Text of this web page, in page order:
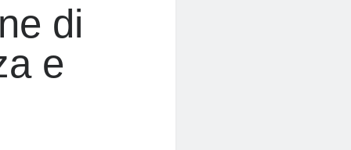
di
e